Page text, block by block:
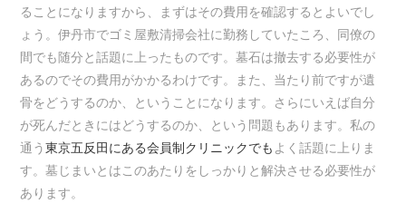
ることになりますから、まずはその費用を確認するとよいでし
ょう。伊丹市でゴミ屋敷清掃会社に勤務していたころ、同僚の
間でも随分と話題に上ったものです。墓石は撤去する必要性が
あるのでその費用がかかるわけです。また、当たり前ですが遺
骨をどうするのか、ということになります。さらにいえば自分
が死んだときにはどうするのか、という問題もあります。私の
通う東京五反田にある会員制クリニックでも よく話題に上りま
す。墓じまいとはこのあたりをしっかりと解決させる必要性が
あります。